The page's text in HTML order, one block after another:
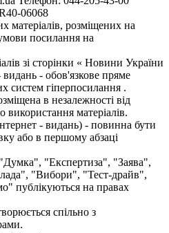
06068
матеріалів, розміщених на
посилання на
зі сторінки « Новини України
видань - обов'язкове пряме
систем гіперпосилання .
в незалежності від
використання матеріалів.
- видань) - повинна бути
або в першому абзаці
"Експертиза", "Заява",
"Вибори", "Тест-драйв",
публікуються на правах
спільно з